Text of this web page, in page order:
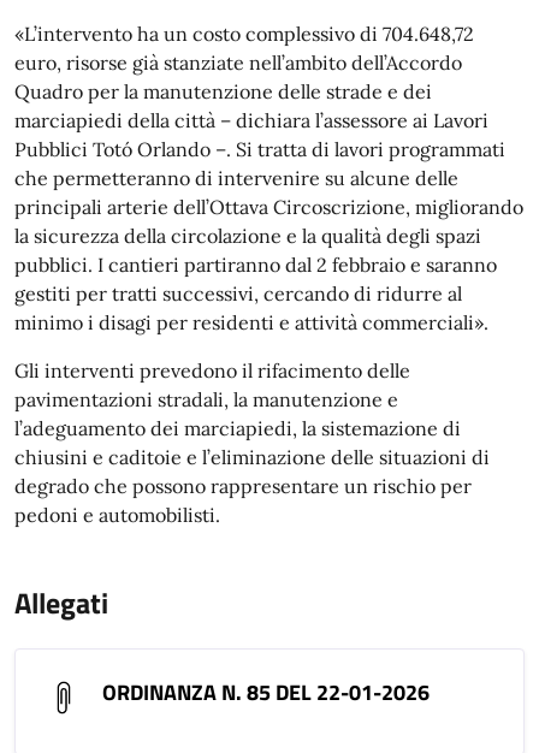
«L’intervento ha un costo complessivo di 704.648,72
euro, risorse già stanziate nell’ambito dell’Accordo
Quadro per la manutenzione delle strade e dei
marciapiedi della città – dichiara l’assessore ai Lavori
Pubblici Totó Orlando –. Si tratta di lavori programmati
che permetteranno di intervenire su alcune delle
principali arterie dell’Ottava Circoscrizione, migliorando
la sicurezza della circolazione e la qualità degli spazi
pubblici. I cantieri partiranno dal 2 febbraio e saranno
gestiti per tratti successivi, cercando di ridurre al
minimo i disagi per residenti e attività commerciali».
Gli interventi prevedono il rifacimento delle
pavimentazioni stradali, la manutenzione e
l’adeguamento dei marciapiedi, la sistemazione di
chiusini e caditoie e l’eliminazione delle situazioni di
degrado che possono rappresentare un rischio per
pedoni e automobilisti.
Allegati
ORDINANZA N. 85 DEL 22-01-2026